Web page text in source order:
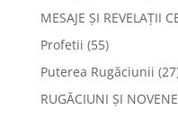
MESAJE ȘI REVELAȚII
Profetii (55)
Puterea Rugăciunii
RUGĂCIUNI ȘI